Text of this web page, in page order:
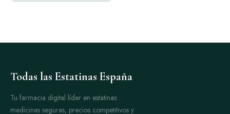
Todas las Estatinas España
Tu farmacia digital líder en estatinas:
medicinas seguras, precios competitivos y